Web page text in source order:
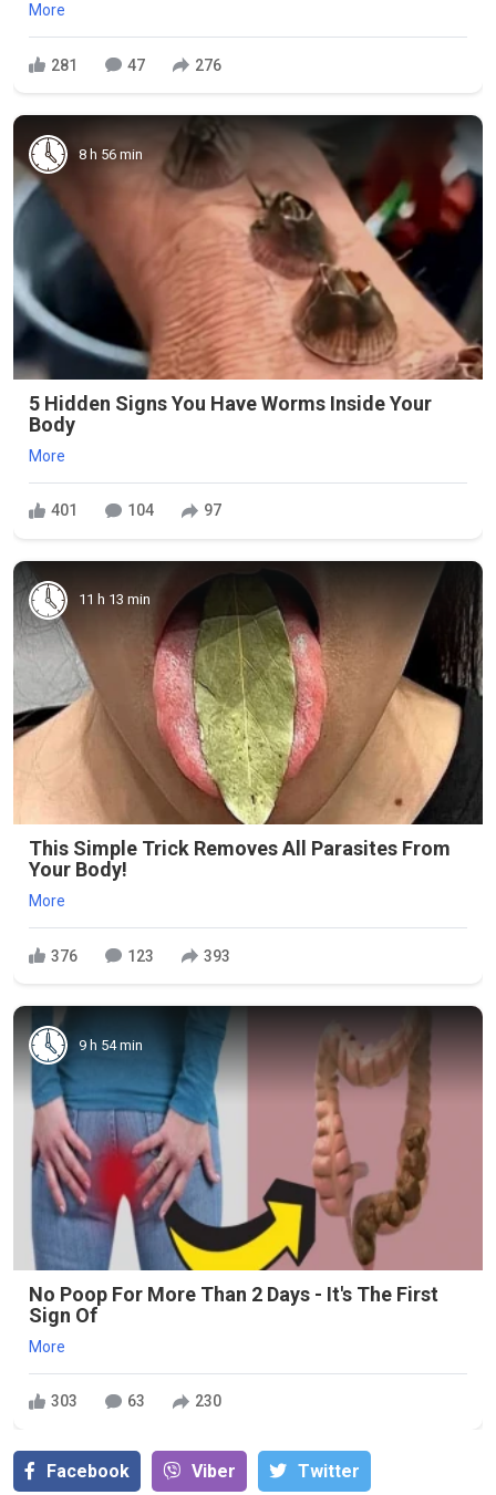
More
281 47 276
8 h 56 min
5 Hidden Signs You Have Worms Inside Your
Body
More
401 104 97
11 h 13 min
This Simple Trick Removes All Parasites From
Your Body!
More
376 123 393
9 h 54 min
No Poop For More Than 2 Days - It's The First
Sign Of
More
303 63 230
Facebook Viber Тwitter